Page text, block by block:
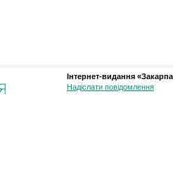
Інтернет-видання
Надіслати повідомлення